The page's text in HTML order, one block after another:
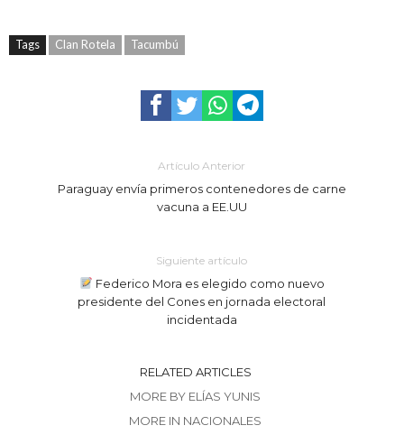
Tags Clan Rotela Tacumbú
Artículo Anterior
Paraguay envía primeros contenedores de carne
vacuna a EE.UU
Siguiente artículo
Federico Mora es elegido como nuevo
presidente del Cones en jornada electoral
incidentada
RELATED ARTICLES
MORE BY ELÍAS YUNIS
MORE IN NACIONALES